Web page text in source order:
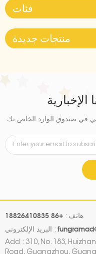
فئات
منتجات جديدة
هاتف : +86 18826410835
البريد الإلكتروني :
Add : 310, No. 183,
Road, Guangzhou,